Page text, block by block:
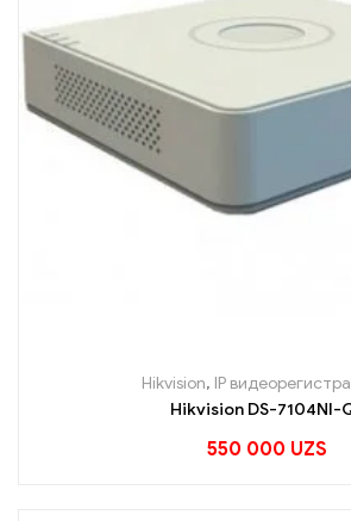
Hikvision, IP
Hikvision DS-7104NI-
550 000 UZS